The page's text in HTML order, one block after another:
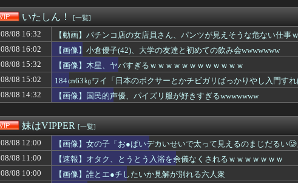
こじるり「その筋肉、意味あるの？(笑)」←これｗｗｗｗｗｗ
【悲報】ジャンポケ斉藤、ロケバスでフェラさせてすべてを失う
【速報】オタク、とうとう入浴を余儀なくされるｗｗｗｗｗｗｗｗｗｗｗｗｗｗ
自炊するようになって炊き込みご飯が簡単で美味しくてコスパもいいことに気づ
【驚愕】人生で初めて浮気のsexした結果ｗｗｗｗｗｗｗｗｗｗｗwwww
【悲報】熊本避難所の皆様「パンばっかり。飽き飽きしてる」
【トラウマ】映画・特撮・アニメ・漫画・ゲームで「主人公がガチで敗北した回
ヤフオクで「気持ちの良い取引が～」って評価してくれた女に「もっと気持ちよ
【ｼｺ画像】巨乳女さん、童貞君にクッソエ○チな下着を見せつけてしまうｗｗｗｗ
【朗報】佐藤二朗、沈黙を破り完全勝利宣言
【画像】隣家の室外機、ガチのマジでおわるｗｗｗ【エアコン】
いたしん！ [一覧]
08/08 16:32
【動画】パチンコ店の女店員さん、パンツが見えそうな危ない仕事
08/08 16:02
【画像】小倉優子(42)、大学の友達と初めての飲み会wwwwwww
08/08 15:32
【画像】木星、ヤバすぎるｗｗｗｗｗｗｗｗｗｗｗｗ
08/08 15:02
184㎝63㎏ワイ「日本のボクサーとかチビガリばっかりやし入門す
08/08 14:32
【画像】国民的声優、パイズリ服が好きすぎるwwwwwww
妹はVIPPER [一覧]
08/08 12:00
【画像】女の子「お●ぱいデカいせいで太って見えるのまじだるい🥲
08/08 11:00
【速報】オタク、とうとう入浴を余儀なくされるｗｗｗｗｗｗｗ
08/08 10:00
【画像】誰とエ●チしたいか見解が別れる六人衆